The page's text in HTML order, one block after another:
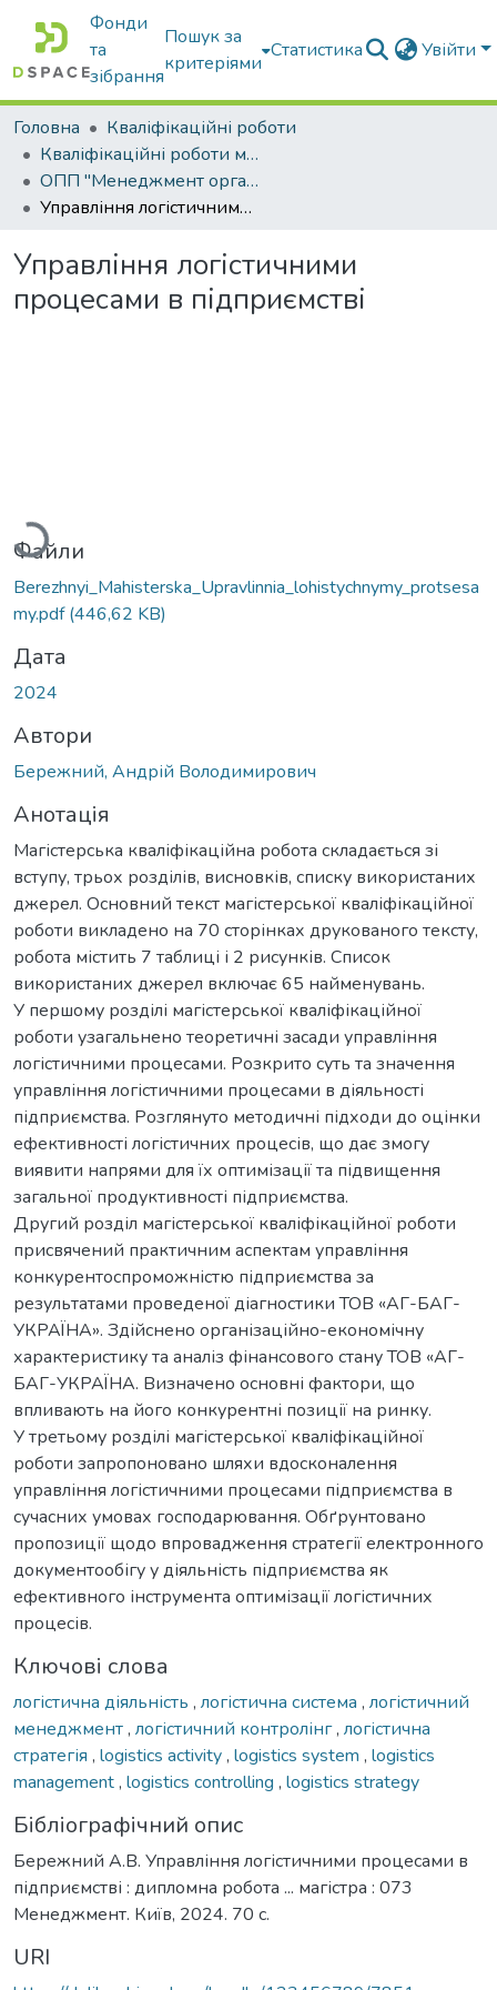
Фонди
та
зібрання
Пошук за
критеріями
Статистика Увійти
Головна
Кваліфікаційні роботи
Кваліфікаційні роботи магістрів
ОПП "Менеджмент організацій і адміністрування"
Управління логістичними процесами в підприємстві
Управління логістичними
процесами в підприємстві
Вантажиться...
Файли
Berezhnyi_Mahisterska_Upravlinnia_lohistychnymy_protsesa
my.pdf(446,62 KB)
Дата
2024
Автори
Бережний, Андрій Володимирович
Анотація
Магістерська кваліфікаційна робота складається зі
вступу, трьох розділів, висновків, списку використаних
джерел. Основний текст магістерської кваліфікаційної
роботи викладено на 70 сторінках друкованого тексту,
робота містить 7 таблиці і 2 рисунків. Список
використаних джерел включає 65 найменувань.
У першому розділі магістерської кваліфікаційної
роботи узагальнено теоретичні засади управління
логістичними процесами. Розкрито суть та значення
управління логістичними процесами в діяльності
підприємства. Розглянуто методичні підходи до оцінки
ефективності логістичних процесів, що дає змогу
виявити напрями для їх оптимізації та підвищення
загальної продуктивності підприємства.
Другий розділ магістерської кваліфікаційної роботи
присвячений практичним аспектам управління
конкурентоспроможністю підприємства за
результатами проведеної діагностики ТОВ «АГ-БАГ-
УКРАЇНА». Здійснено організаційно-економічну
характеристику та аналіз фінансового стану ТОВ «АГ-
БАГ-УКРАЇНА. Визначено основні фактори, що
впливають на його конкурентні позиції на ринку.
У третьому розділі магістерської кваліфікаційної
роботи запропоновано шляхи вдосконалення
управління логістичними процесами підприємства в
сучасних умовах господарювання. Обґрунтовано
пропозиції щодо впровадження стратегії електронного
документообігу у діяльність підприємства як
ефективного інструмента оптимізації логістичних
процесів.
Ключові слова
логістична діяльність , логістична система , логістичний
менеджмент, логістичний контролінг, логістична
стратегія , logistics activity, logistics system , logistics
management, logistics controlling , logistics strategy
Бібліографічний опис
Бережний А.В. Управління логістичними процесами в
підприємстві : дипломна робота ... магістра : 073
Менеджмент. Київ, 2024. 70 с.
URI